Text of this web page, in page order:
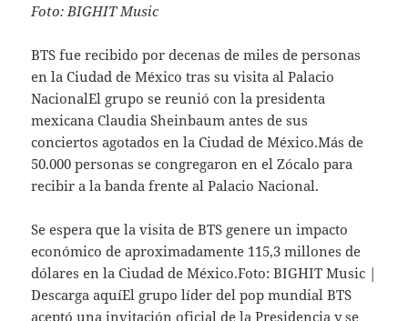
Foto: BIGHIT Music
BTS fue recibido por decenas de miles de personas
en la Ciudad de México tras su visita al Palacio
NacionalEl grupo se reunió con la presidenta
mexicana Claudia Sheinbaum antes de sus
conciertos agotados en la Ciudad de México.Más de
50.000 personas se congregaron en el Zócalo para
recibir a la banda frente al Palacio Nacional.
Se espera que la visita de BTS genere un impacto
económico de aproximadamente 115,3 millones de
dólares en la Ciudad de México.Foto: BIGHIT Music |
Descarga aquíEl grupo líder del pop mundial BTS
aceptó una invitación oficial de la Presidencia y se